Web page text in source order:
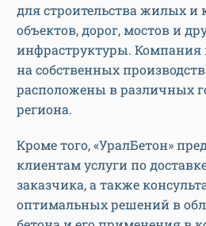
для строительства жилых и
объектов, дорог, мостов и
инфраструктуры. Компания
на собственных
расположены в различных
региона.
Кроме того, «УралБетон»
клиентам услуги по
заказчика, а также
оптимальных решений в